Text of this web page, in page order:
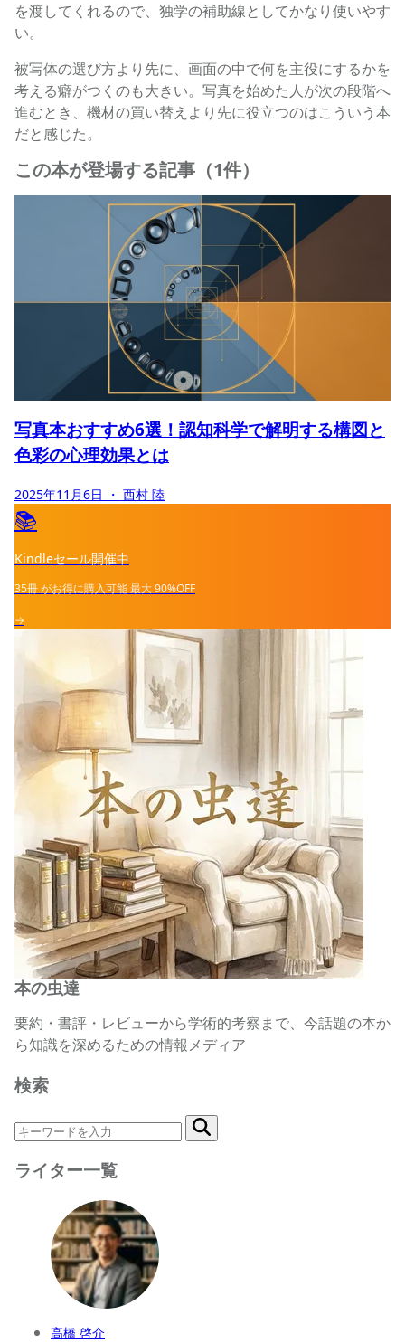
を渡してくれるので、独学の補助線としてかなり使いやす
い。
被写体の選び方より先に、画面の中で何を主役にするかを
考える癖がつくのも大きい。写真を始めた人が次の段階へ
進むとき、機材の買い替えより先に役立つのはこういう本
だと感じた。
この本が登場する記事（1件）
写真本おすすめ6選！認知科学で解明する構図と
色彩の心理効果とは
2025年11月6日 ・ 西村 陸
📚
Kindleセール開催中
35冊がお得に購入可能最大90%OFF
→
本の虫達
要約・書評・レビューから学術的考察まで、今話題の本か
ら知識を深めるための情報メディア
検索
ライター一覧
高橋 啓介